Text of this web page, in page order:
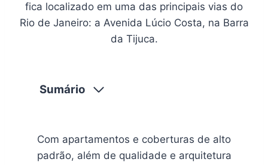
fica localizado em uma das principais vias do
Rio de Janeiro: a Avenida Lúcio Costa, na Barra
da Tijuca.
Sumário
Com apartamentos e coberturas de alto
padrão, além de qualidade e arquitetura